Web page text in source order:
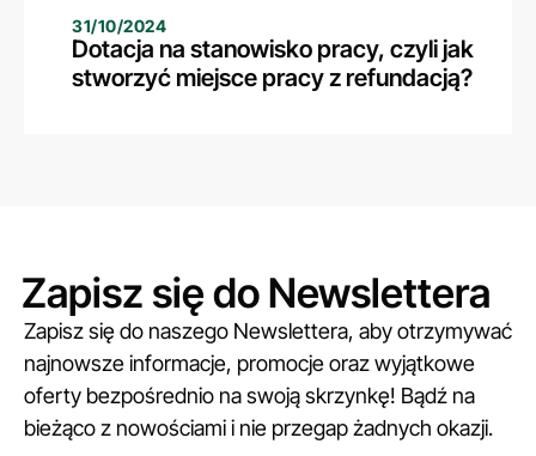
31/10/2024
Dotacja na stanowisko pracy, czyli jak
stworzyć miejsce pracy z refundacją?
Zapisz się do Newslettera
Zapisz się do naszego Newslettera, aby otrzymywać
najnowsze informacje, promocje oraz wyjątkowe
oferty bezpośrednio na swoją skrzynkę! Bądź na
bieżąco z nowościami i nie przegap żadnych okazji.